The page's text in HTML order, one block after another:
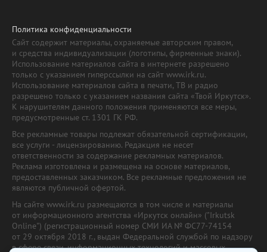
Политика конфиденциальности
Сайт содержит материалы, охраняемые авторским правом,
и средства индивидуализации (логотипы, фирменные знаки).
Использование материалов сайта в интернете разрешено
только с указанием гиперссылки на сайт www.irk.ru.
Использование материалов сайта в печати, ТВ и радио
разрешено только с указанием названия сайта «Твой Иркутск».
К нарушителям данного положения применяются все меры,
предусмотренные ст. 1301 ГК РФ.
Все рекламные товары подлежат обязательной сертификации,
все услуги - лицензированию. Редакция не несет
ответственности за содержание рекламных материалов.
Реклама изготовлена и размещена на основе материалов,
предоставленных заказчиком. Все рекламные предложения не
являются публичной офертой.
На сайте www.irk.ru размещаются в том числе и материалы
от информационного агентства «Иркутск онлайн» ("Irkutsk
Online") (регистрационный номер СМИ ИА № ФС77-74154
от 29 октября 2018 г., выдан Федеральной службой по надзору
в сфере связи, информационных технологий и массовых